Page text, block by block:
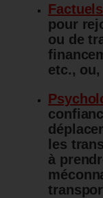
Factuels
pour
ou de
etc., ou,
déplacer
les
à